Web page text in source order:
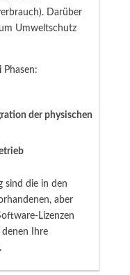
Darüber
Umweltschutz
der physischen
sind die in den
aber
Lizenzen
denen Ihre